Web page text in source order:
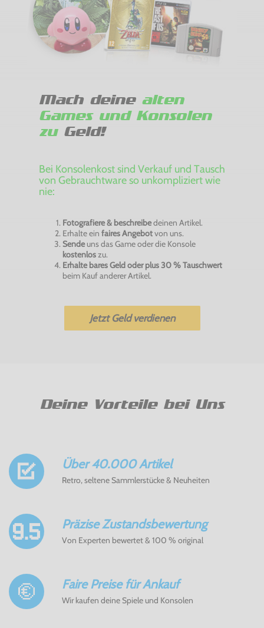
Mach deine alten
Games und Konsolen
zuGeld!
Bei Konsolenkost sind Verkauf und Tausch
von Gebrauchtware so unkompliziert wie
nie:
Fotografiere & beschreibedeinen Artikel.
Erhalte ein faires Angebotvon uns.
Sendeuns das Game oder die Konsole
kostenloszu.
Erhalte bares Geld oder plus 30 % Tauschwert
beim Kauf anderer Artikel.
Jetzt Geld verdienen
Deine Vorteile bei Uns
Über 40.000 Artikel
Retro, seltene Sammlerstücke & Neuheiten
Präzise Zustandsbewertung
Von Experten bewertet & 100 % original
Faire Preise für Ankauf
Wir kaufen deine Spiele und Konsolen